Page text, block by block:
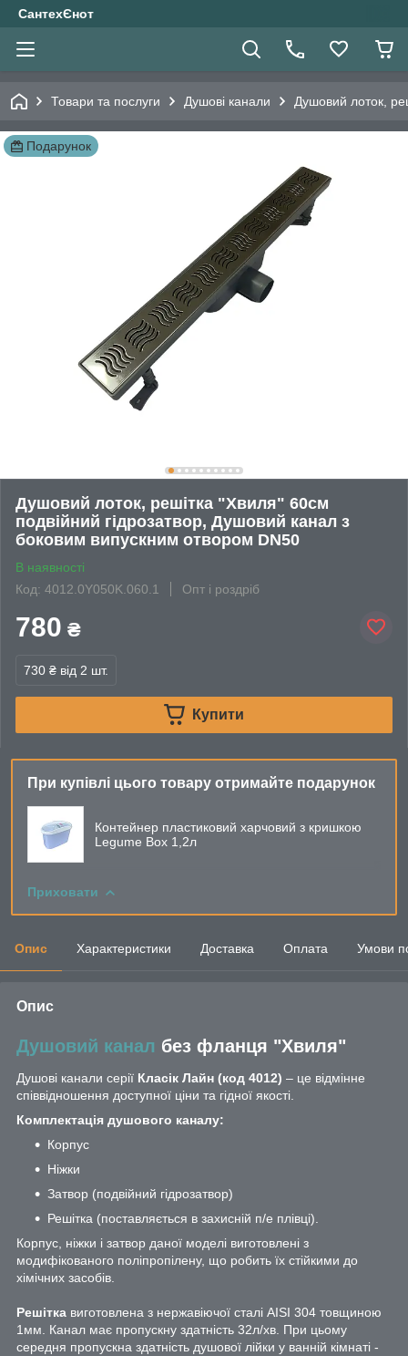
СантехЄнот
Товари та послуги Душові канали Душовий лоток,
Подарунок
Душовий лоток, решітка "Хвиля" 60см
подвійний гідрозатвор, Душовий канал з
боковим випускним отвором DN50
В наявності
Код: 4012.0Y050K.060.1
Опт і роздріб
780 ₴
730 ₴ від 2 шт.
Купити
При купівлі цього товару отримайте подарунок
Контейнер пластиковий харчовий з кришкою
Legume Box 1,2л
Приховати
Опис Характеристики Доставка Оплата Умови
Опис
Душовий канал без фланця "Хвиля"
Душові канали серії Класік Лайн (код 4012) – це відмінне
співвідношення доступної ціни та гідної якості.
Комплектація душового каналу:
Корпус
Ніжки
Затвор (подвійний гідрозатвор)
Решітка (поставляється в захисній п/е плівці).
Корпус, ніжки і затвор даної моделі виготовлені з
модифікованого поліпропілену, що робить їх стійкими до
хімічних засобів.
Решітка виготовлена з нержавіючої сталі AISI 304 товщиною
1мм. Канал має пропускну здатність 32л/хв. При цьому
середня пропускна здатність душової лійки у ванній кімнаті -